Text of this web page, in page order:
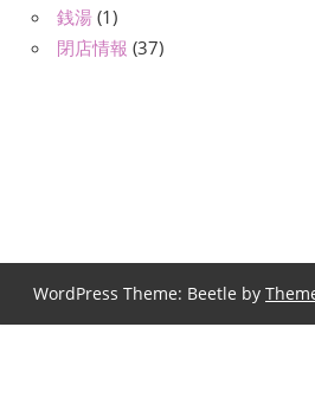
銭湯 (1)
閉店情報 (37)
WordPress Theme: Beetle by